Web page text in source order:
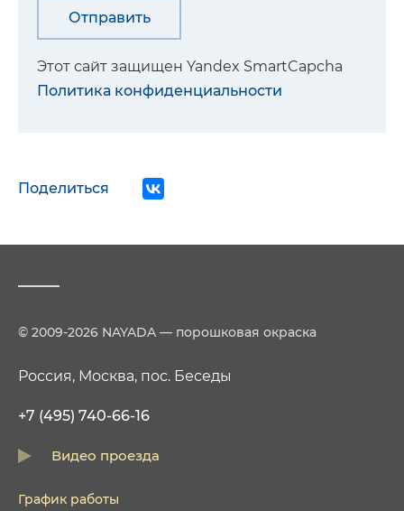
Этот сайт защищен Yandex SmartCapcha
Политика конфиденциальности
Поделиться
© 2009-2026 NAYADA — порошковая окраска
Россия, Москва, пос. Беседы
+7 (495) 740-66-16
Видео проезда
График работы